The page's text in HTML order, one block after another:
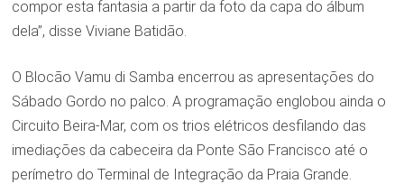
compor esta fantasia a partir da foto da capa do álbum
dela”, disse Viviane Batidão.
O Blocão Vamu di Samba encerrou as apresentações do
Sábado Gordo no palco. A programação englobou ainda o
Circuito Beira-Mar, com os trios elétricos desfilando das
imediações da cabeceira da Ponte São Francisco até o
perímetro do Terminal de Integração da Praia Grande.